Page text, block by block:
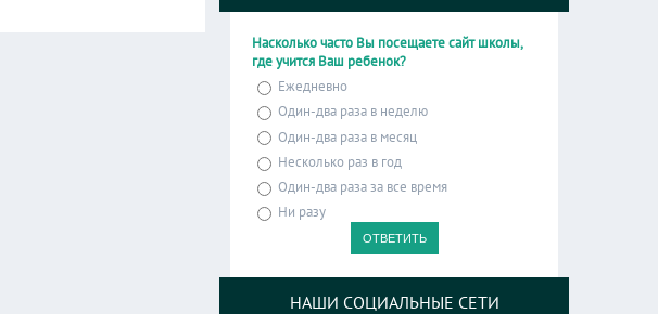
Насколько часто Вы посещаете сайт школы,
где учится Ваш ребенок?
Ежедневно
Один-два раза в неделю
Один-два раза в месяц
Несколько раз в год
Один-два раза за все время
Ни разу
НАШИ СОЦИАЛЬНЫЕ СЕТИ